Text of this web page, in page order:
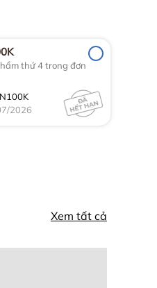
thứ 4 trong đơn
2026
Xem tất cả